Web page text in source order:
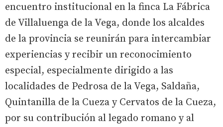
encuentro institucional en la finca La Fábrica
de Villaluenga de la Vega, donde los alcaldes
de la provincia se reunirán para intercambiar
experiencias y recibir un reconocimiento
especial, especialmente dirigido a las
localidades de Pedrosa de la Vega, Saldaña,
Quintanilla de la Cueza y Cervatos de la Cueza,
por su contribución al legado romano y al